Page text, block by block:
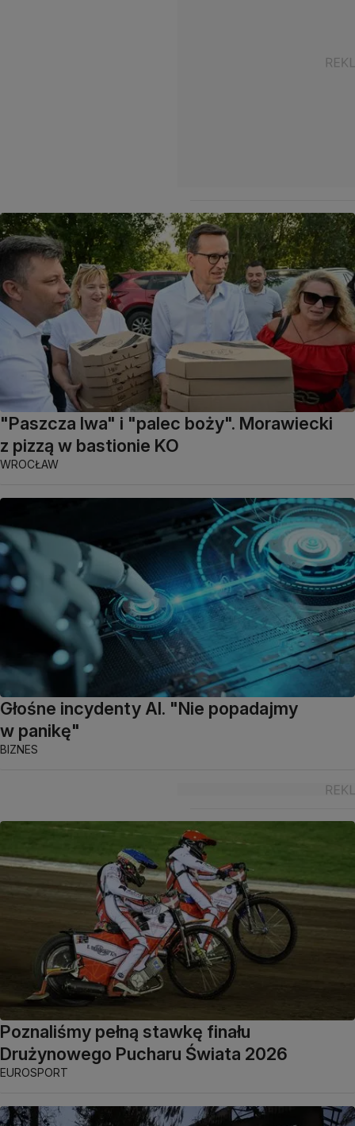
"Paszcza lwa" i "palec boży". Morawiecki
z pizzą w bastionie KO
WROCŁAW
Głośne incydenty AI. "Nie popadajmy
w panikę"
BIZNES
Poznaliśmy pełną stawkę finału
Drużynowego Pucharu Świata 2026
EUROSPORT